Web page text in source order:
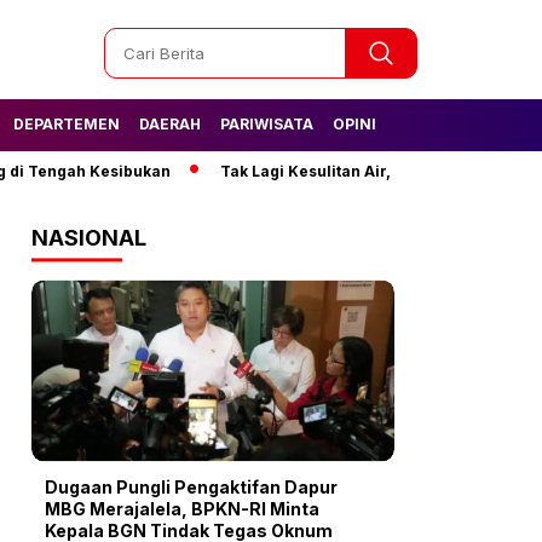
DEPARTEMEN DAERAH PARIWISATA OPINI
Kesibukan Tak Lagi Kesulitan Air, Warga Semanan Kini
NASIONAL
Dugaan Pungli Pengaktifan Dapur
MBG Merajalela, BPKN-RI Minta
Kepala BGN Tindak Tegas Oknum